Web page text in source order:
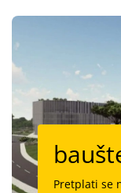
Pretplati se